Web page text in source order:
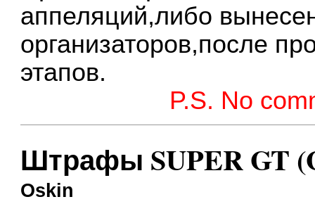
аппеляций,либо
организаторов,после
этапов.
P.S. No
Штрафы SUPER GT
Oskin